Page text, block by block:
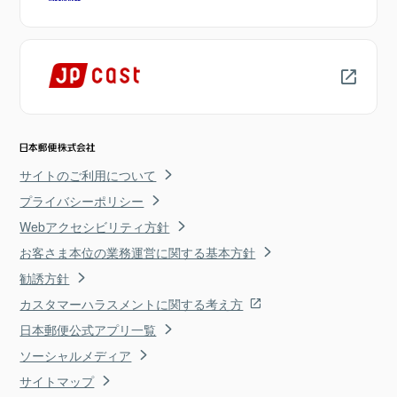
サイトのご利用について
プライバシーポリシー
Webアクセシビリティ方針
お客さま本位の業務運営に関する基本方針
勧誘方針
カスタマーハラスメントに関する考え方
日本郵便公式アプリ一覧
ソーシャルメディア
サイトマップ